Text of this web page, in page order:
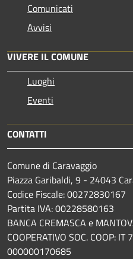
Comunicati
Avvisi
VIVERE IL COMUNE
Luoghi
Eventi
CONTATTI
Comune di Caravaggio
Piazza Garibaldi, 9 - 24043
Codice Fiscale: 00272830167
Partita IVA: 00228580163
BANCA CREMASCA e
COOPERATIVO SOC. COOP:
000000170685